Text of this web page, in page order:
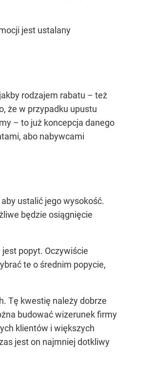
jest ustalany
rodzajem rabatu – też
że w przypadku upustu
– to już koncepcja danego
abo nabywcami
ustalić jego wysokość.
będzie osiągnięcie
popyt. Oczywiście
te o średnim popycie,
Tę kwestię należy dobrze
budować wizerunek firmy
klientów i większych
jest on najmniej dotkliwy